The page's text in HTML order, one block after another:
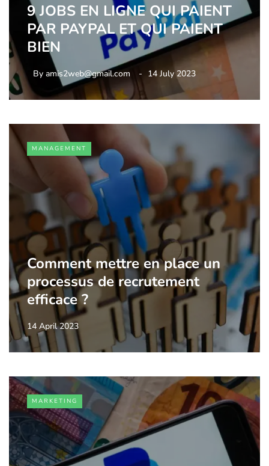
9 JOBS EN LIGNE QUI PAIENT
PAR PAYPAL ET QUI PAIENT
BIEN
By amis2web@gmail.com 14 July 2023
MANAGEMENT
Comment mettre en place un
processus de recrutement
efficace ?
14 April 2023
MARKETING